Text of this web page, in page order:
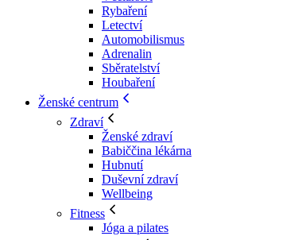
Rybaření
Letectví
Automobilismus
Adrenalin
Sběratelství
Houbaření
Ženské centrum
Zdraví
Ženské zdraví
Babiččina lékárna
Hubnutí
Duševní zdraví
Wellbeing
Fitness
Jóga a pilates